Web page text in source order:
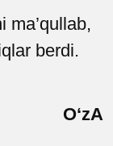
ma’qullab,
berdi.
O‘zA